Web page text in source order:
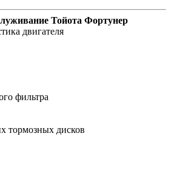
Тойота Фортунер
двигателя
фильтра
тормозных дисков